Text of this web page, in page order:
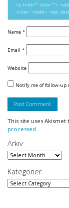
<a href="" title="">
<cite> <code> <del
Name *
Email *
Website
Notify me of follow-up
This site uses Akismet
processed.
Arkiv
Arkiv
Kategorier
Kategorier